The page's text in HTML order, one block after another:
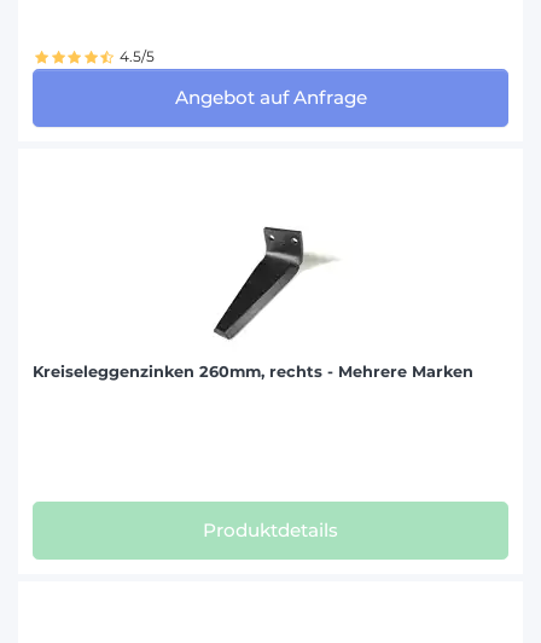
4.5/5
Angebot auf Anfrage
Kreiseleggenzinken 260mm, rechts - Mehrere Marken
Produktdetails